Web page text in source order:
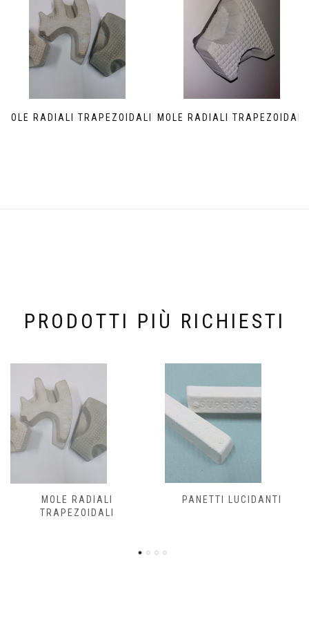
MOLE RADIALI TRAPEZOIDALI MOLE RADIALI TRAPEZOIDALI
PRODOTTI PIÙ RICHIESTI
PANETTI LUCIDANTI RULLI SENZA ATTACCO